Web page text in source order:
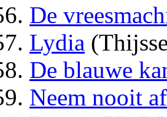
De
Lydia
De blauwe
Neem nooit